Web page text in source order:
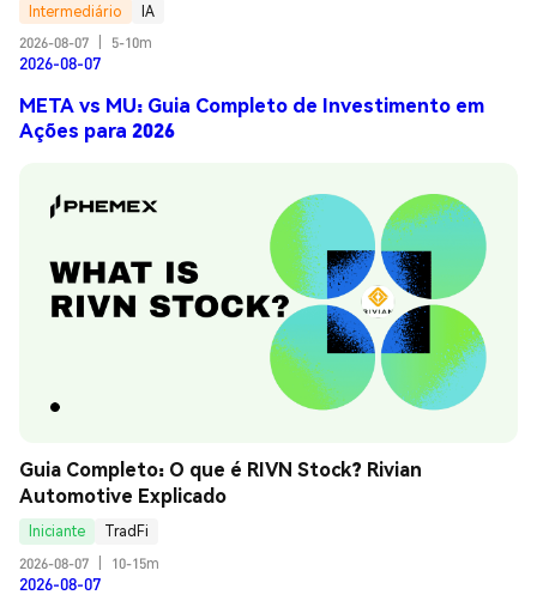
Intermediário
IA
2026-08-07
5-10m
2026-08-07
META vs MU: Guia Completo de Investimento em
Ações para 2026
Guia Completo: O que é RIVN Stock? Rivian
Automotive Explicado
Iniciante
TradFi
2026-08-07
10-15m
2026-08-07